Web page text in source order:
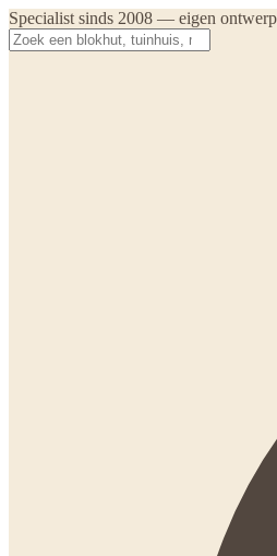
Specialist sinds 2008 — eigen ontwerp